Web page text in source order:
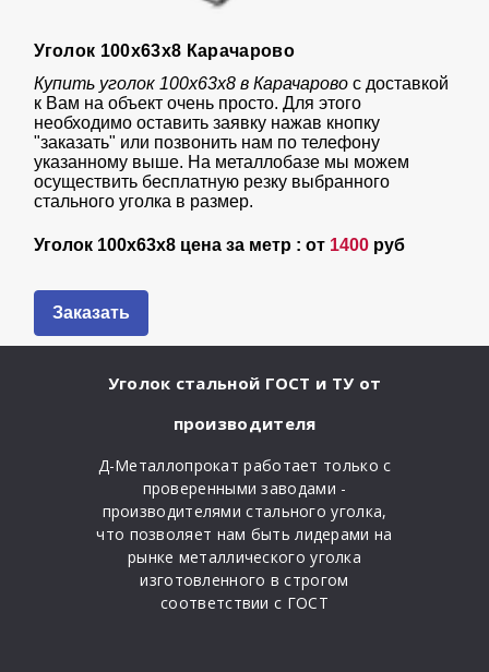
Уголок 100х63х8 Карачарово
Купить уголок 100х63х8 в Карачаровос доставкой
к Вам на объект очень просто. Для этого
необходимо оставить заявку нажав кнопку
"заказать" или позвонить нам по телефону
указанному выше. На металлобазе мы можем
осуществить бесплатную резку выбранного
стального уголка в размер.
Уголок 100х63х8 цена за метр : от 1400 руб
Заказать
Уголок стальной ГОСТ и ТУ от
производителя
Д-Металлопрокат работает только с
проверенными заводами -
производителями стального уголка,
что позволяет нам быть лидерами на
рынке металлического уголка
изготовленного в строгом
соответствии с ГОСТ